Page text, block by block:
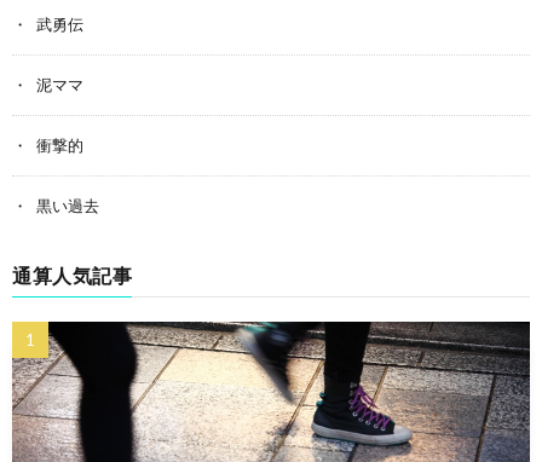
武勇伝
泥ママ
衝撃的
黒い過去
通算人気記事